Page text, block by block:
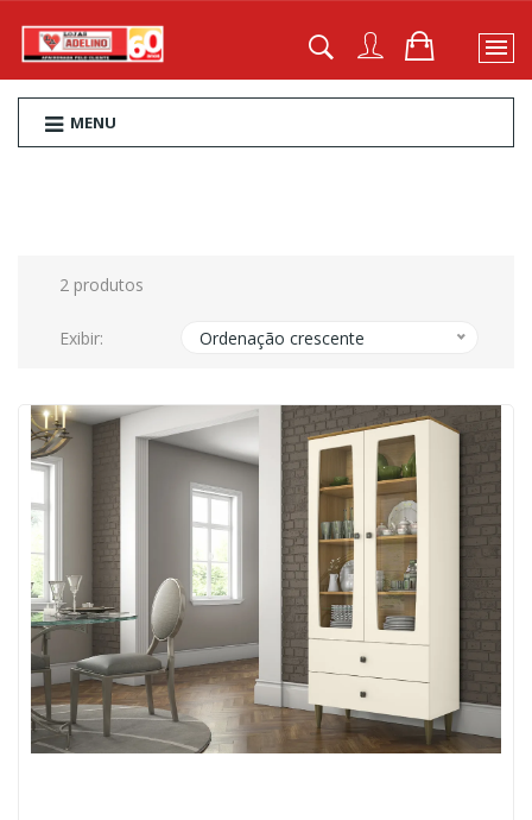
MENU
2 produtos
Exibir: Ordenação crescente